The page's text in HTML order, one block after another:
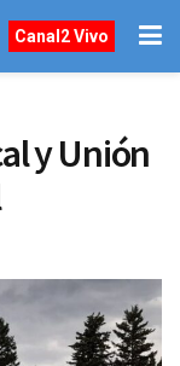
Canal2 Vivo
y Unión